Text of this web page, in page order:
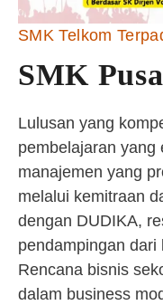
SMK Telkom
SMK
Lulusan yang
pembelajaran yang
manajemen yang
melalui kemitraan
dengan DUDIKA,
pendampingan dari
Rencana bisnis
dalam business